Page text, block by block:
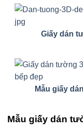
Giấy dán
Mẫu giấy
Mẫu giấy dán